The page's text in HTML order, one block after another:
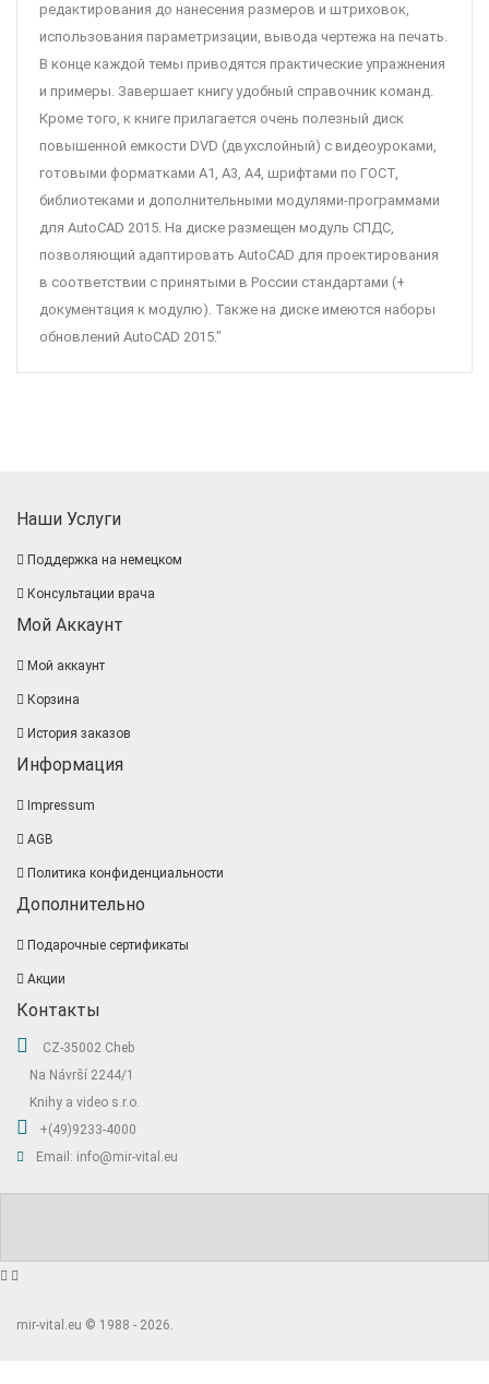
редактирования до нанесения размеров и штриховок,
использования параметризации, вывода чертежа на печать.
В конце каждой темы приводятся практические упражнения
и примеры. Завершает книгу удобный справочник команд.
Кроме того, к книге прилагается очень полезный диск
повышенной емкости DVD (двухслойный) с видеоуроками,
готовыми форматками А1, A3, А4, шрифтами по ГОСТ,
библиотеками и дополнительными модулями-программами
для AutoCAD 2015. На диске размещен модуль СПДС,
позволяющий адаптировать AutoCAD для проектирования
в соответствии с принятыми в России стандартами (+
документация к модулю). Также на диске имеются наборы
обновлений AutoCAD 2015."
Наши Услуги
Поддержка на немецком
Консультации врача
Мой Аккаунт
Мой аккаунт
Корзина
История заказов
Информация
Impressum
AGB
Политика конфиденциальности
Дополнительно
Подарочные сертификаты
Акции
Контакты
CZ-35002 Cheb
Na Návrší 2244/1
Knihy a video s.r.o.
+(49)9233-4000
Email: info@mir-vital.eu
mir-vital.eu © 1988 - 2026.